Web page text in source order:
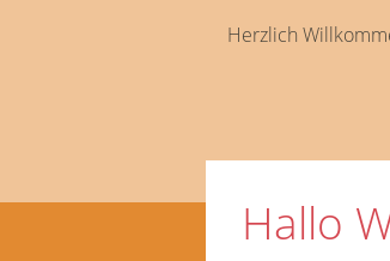
Herzlich
Hallo